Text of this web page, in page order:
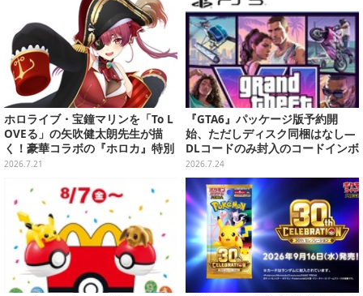
ホロライブ・宝鐘マリンを「To L
OVEる」の矢吹健太朗先生が描
く！豪華コラボの『ホロカ』特別
カードが「Vジャンプ10月号」に
2026.7.21
『GTA6』パッケージ版予約開
始、ただしディスク同梱はなし―
DLコードのみ封入のコードインボ
ックス仕様
2026.7.24